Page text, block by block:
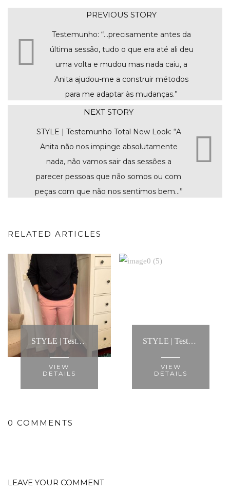
PREVIOUS STORY
Testemunho: “…precisamente antes da
última sessão, tudo o que era até ali deu
uma volta e mudou mas nada caiu, a
Anita ajudou-me a construir métodos
para me adaptar às mudanças.”
NEXT STORY
STYLE | Testemunho Total New Look: “A
Anita não nos impinge absolutamente
nada, não vamos sair das sessões a
parecer pessoas que não somos ou com
peças com que não nos sentimos bem…”
RELATED ARTICLES
STYLE | Testemunho: “...ajudou-me a criar looks infinitos, mostrou-me a melhor maneira de usar cada tipo de roupa e fez com que conseguisse criar um estilo..."
VIEW
DETAILS
STYLE | Testemunho: “Porque adoro toda a roupa que tenho agora sinto-me bonita todos os dias, mais confiante e mais feliz.”
VIEW
DETAILS
0 COMMENTS
LEAVE YOUR COMMENT